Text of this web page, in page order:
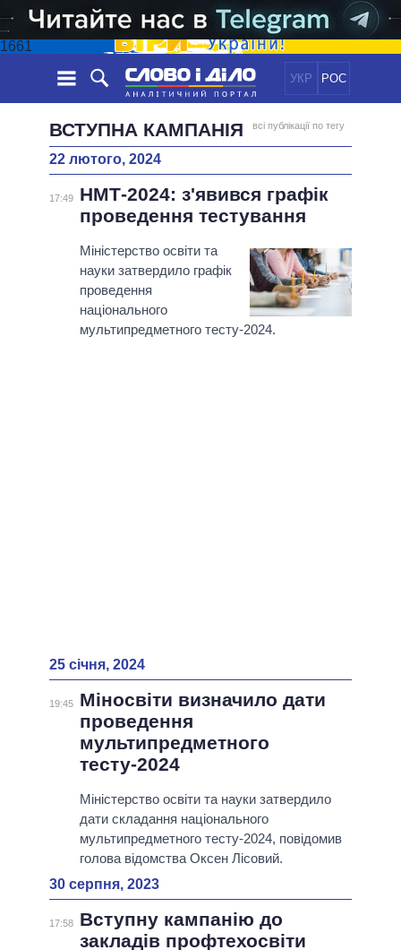
1661
УКР РОС
НОВИНИ
СТРІЧКА
ПОДІЇ
СТАТТІ
ДУМКИ
ОГЛЯДИ
ДАЙДЖЕСТИ
ЕКОНОМІКА
СУСПІЛЬСТВО
СВІТ
ПОЛIТИКИ
УСІ ПОЛІТИКИ
ПРЕЗИДЕНТ І ОФІС
ВЕРХОВНА РАДА
КАБІНЕТ МІНІСТРІВ
ІНФОГРАФІКА
ПІДТРИМАТИ
ВСТУПНА КАМПАНІЯ всі публікації по тегу
22 лютого, 2024
17:49
НМТ-2024: з'явився графік
проведення тестування
Міністерство освіти та
науки затвердило графік
проведення
національного
мультипредметного тесту-2024.
25 січня, 2024
19:45
Міносвіти визначило дати
проведення
мультипредметного
тесту-2024
Міністерство освіти та науки затвердило
дати складання національного
мультипредметного тесту-2024, повідомив
голова відомства Оксен Лісовий.
30 серпня, 2023
17:58
Вступну кампанію до
закладів профтехосвіти